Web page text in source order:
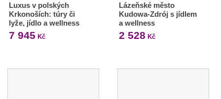
Luxus v polských
Krkonoších: túry či
lyže, jídlo a wellness
7 945 Kč
Lázeňské město
Kudowa-Zdrój s jídlem
a wellness
2 528 Kč